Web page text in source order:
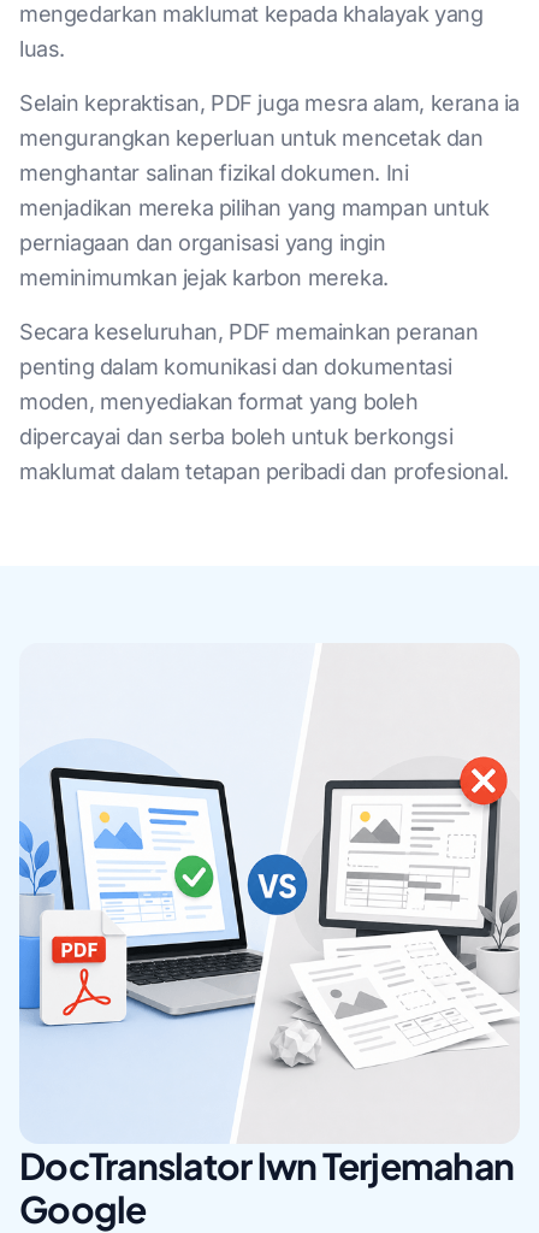
mengedarkan maklumat kepada khalayak yang
luas.
Selain kepraktisan, PDF juga mesra alam, kerana ia
mengurangkan keperluan untuk mencetak dan
menghantar salinan fizikal dokumen. Ini
menjadikan mereka pilihan yang mampan untuk
perniagaan dan organisasi yang ingin
meminimumkan jejak karbon mereka.
Secara keseluruhan, PDF memainkan peranan
penting dalam komunikasi dan dokumentasi
moden, menyediakan format yang boleh
dipercayai dan serba boleh untuk berkongsi
maklumat dalam tetapan peribadi dan profesional.
DocTranslator lwn Terjemahan
Google